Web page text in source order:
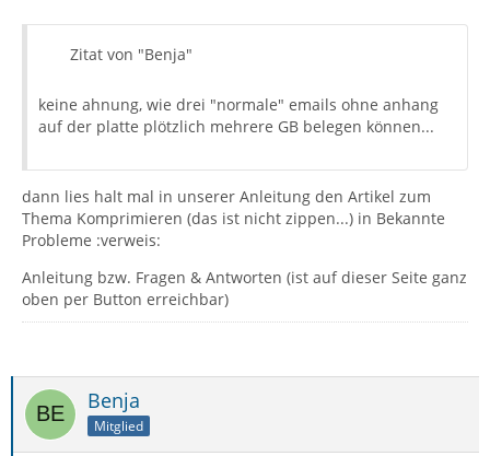
Zitat von "Benja"
keine ahnung, wie drei "normale" emails ohne anhang
auf der platte plötzlich mehrere GB belegen können...
dann lies halt mal in unserer Anleitung den Artikel zum
Thema Komprimieren (das ist nicht zippen...) in Bekannte
Probleme :verweis:
Anleitung bzw. Fragen & Antworten (ist auf dieser Seite ganz
oben per Button erreichbar)
Benja
Mitglied